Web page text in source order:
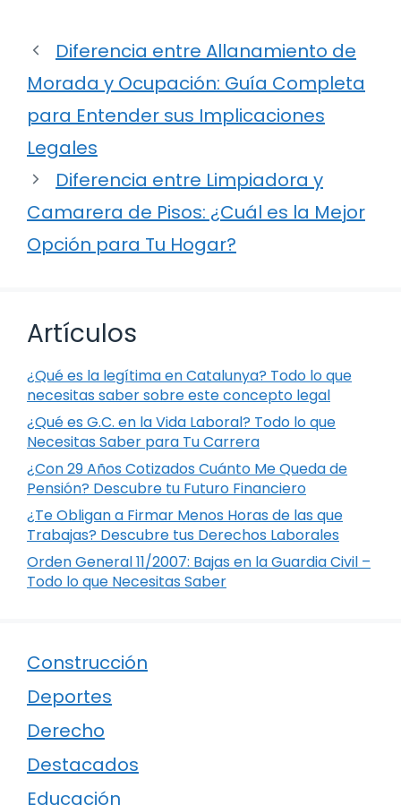
Diferencia entre Allanamiento de
Morada y Ocupación: Guía Completa
para Entender sus Implicaciones
Legales
Diferencia entre Limpiadora y
Camarera de Pisos: ¿Cuál es la Mejor
Opción para Tu Hogar?
Artículos
¿Qué es la legítima en Catalunya? Todo lo que
necesitas saber sobre este concepto legal
¿Qué es G.C. en la Vida Laboral? Todo lo que
Necesitas Saber para Tu Carrera
¿Con 29 Años Cotizados Cuánto Me Queda de
Pensión? Descubre tu Futuro Financiero
¿Te Obligan a Firmar Menos Horas de las que
Trabajas? Descubre tus Derechos Laborales
Orden General 11/2007: Bajas en la Guardia Civil –
Todo lo que Necesitas Saber
Construcción
Deportes
Derecho
Destacados
Educación